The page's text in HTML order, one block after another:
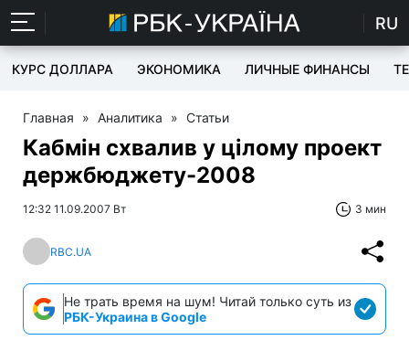
RU
КУРС ДОЛЛАРА ЭКОНОМИКА ЛИЧНЫЕ ФИНАНСЫ
Главная » Аналитика » Статьи
Кабмін схвалив у цілому проект
держбюджету-2008
12:32 11.09.2007 Вт 3 мин
RBC.UA
Не трать время на шум! Читай только суть из
РБК-Украина в Google